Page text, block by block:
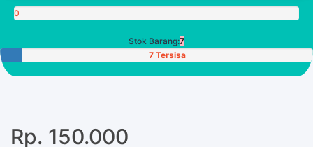
0
Stok Barang:7
7 Tersisa
Rp. 150.000